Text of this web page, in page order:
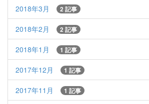
2018年3月 2 記事
2018年2月 2 記事
2018年1月 1 記事
2017年12月 1 記事
2017年11月 1 記事